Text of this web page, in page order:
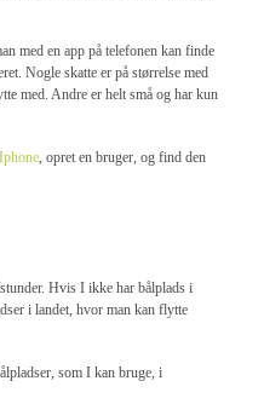
med en app på telefonen kan finde
Nogle skatte er på størrelse med
med. Andre er helt små og har kun
Iphone, opret en bruger, og find den
Hvis I ikke har bålplads i
i landet, hvor man kan flytte
som I kan bruge, i